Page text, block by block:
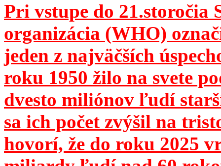
Pri vstupe do 21.storočia
organizácia (WHO)
jeden z najväčších
roku 1950 žilo na svete
dvesto miliónov ľudí
sa ich počet zvýšil na
hovorí, že do roku 2025